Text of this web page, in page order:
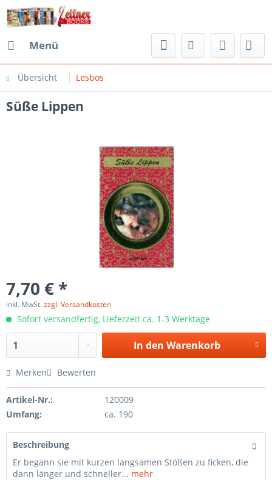
Menü
Übersicht Lesbos
Süße Lippen
7,70 € *
inkl. MwSt.zzgl. Versandkosten
Sofort versandfertig, Lieferzeit ca. 1-3 Werktage
In den Warenkorb
Merken Bewerten
Artikel-Nr.:
120009
Umfang:
ca. 190
Beschreibung
Er begann sie mit kurzen langsamen Stößen zu ficken, die
dann länger und schneller... mehr